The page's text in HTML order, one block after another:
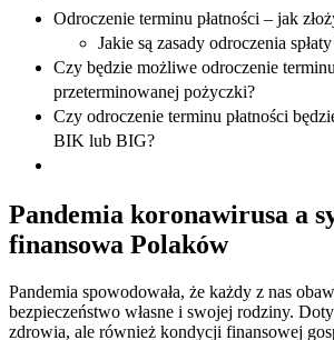
Odroczenie terminu płatności – jak
Jakie są zasady odroczenia
Czy będzie możliwe odroczenie
przeterminowanej pożyczki?
Czy odroczenie terminu płatności
BIK lub BIG?
Pandemia koronawirusa a
finansowa Polaków
Pandemia spowodowała, że każdy z nas
bezpieczeństwo własne i swojej rodziny.
zdrowia, ale również kondycji finansowej